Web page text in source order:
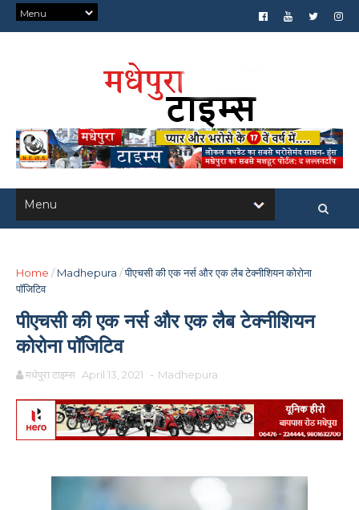
Home / Madhepura /पीएचसी की एक नर्स और एक लैब टेक्नीशियन कोरोना
पॉजिटिव
पीएचसी की एक नर्स और एक लैब टेक्नीशियन
कोरोना पॉजिटिव
मधेपुरा टाइम्स April 13, 2021 - Madhepura